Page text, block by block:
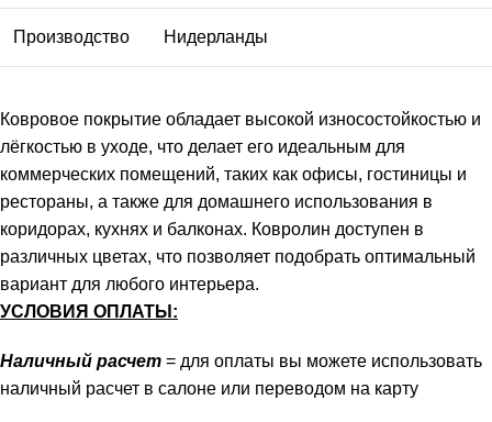
Производство Нидерланды
Ковровое покрытие обладает высокой износостойкостью и
лёгкостью в уходе, что делает его идеальным для
коммерческих помещений, таких как офисы, гостиницы и
рестораны, а также для домашнего использования в
коридорах, кухнях и балконах. Ковролин доступен в
различных цветах, что позволяет подобрать оптимальный
вариант для любого интерьера.
УСЛОВИЯ ОПЛАТЫ:
Наличный расчет = для оплаты вы можете использовать
наличный расчет в салоне или переводом на карту